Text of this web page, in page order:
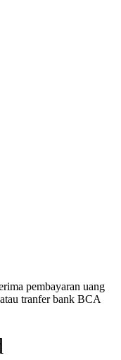
pembayaran uang
tranfer bank BCA